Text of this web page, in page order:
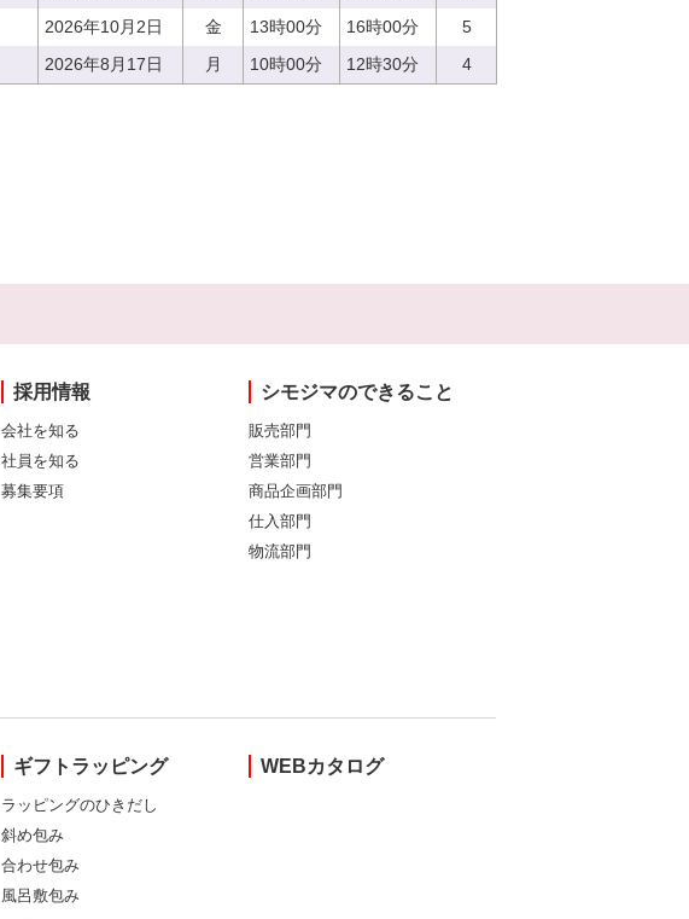
2026年10月2日 金 13時00分 16時00分
5
2026年8月17日 月 10時00分 12時30分 4
採用情報
会社を知る
社員を知る
募集要項
シモジマのできること
販売部門
営業部門
商品企画部門
仕入部門
物流部門
ギフトラッピング
ラッピングのひきだし
斜め包み
合わせ包み
風呂敷包み
WEBカタログ